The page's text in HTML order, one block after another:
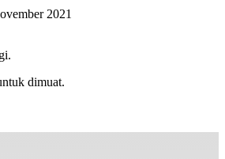
2021
dimuat.